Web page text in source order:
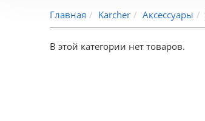
Главная Karcher Аксессуары
В этой категории нет товаров.